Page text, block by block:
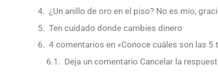
¿Un anillo de oro en el piso? No es mío,
Ten cuidado donde cambies dinero
4 comentarios en «Conoce cuáles son las
Deja un comentario Cancelar la